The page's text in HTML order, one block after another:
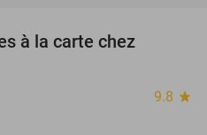
à la carte chez
9.8 star